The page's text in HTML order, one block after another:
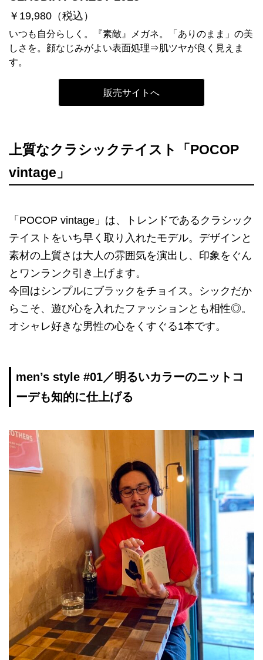
￥19,980（税込）
いつも自分らしく。『素敵』メガネ。「ありのまま」の美
しさを。顔なじみがよい表面処理⇒肌ツヤが良く見えま
す。
販売サイトへ
上質なクラシックテイスト「POCOP
vintage」
「POCOP vintage」は、トレンドであるクラシック
テイストをいち早く取り入れたモデル。デザインと
素材の上質さは大人の雰囲気を演出し、印象をぐん
とワンランク引き上げます。
今回はシンプルにブラックをチョイス。シックだか
らこそ、遊び心を入れたファッションとも相性◎。
オシャレ好きな男性の心をくすぐる1本です。
men’s style #01／明るいカラーのニットコ
ーデも知的に仕上げる